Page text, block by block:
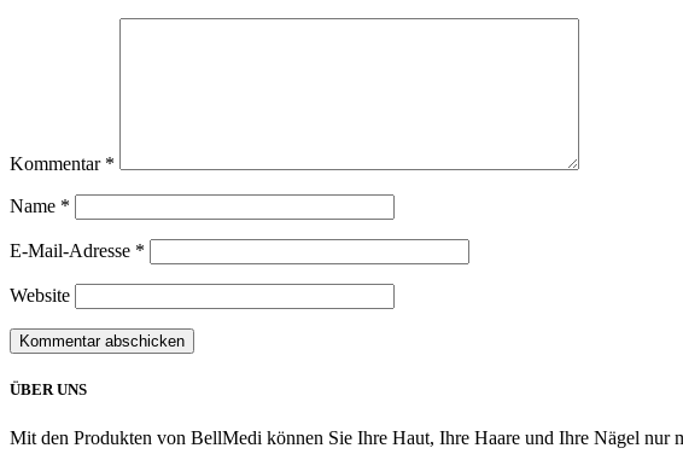
Kommentar *
Name *
E-Mail-Adresse *
Website
ÜBER UNS
Mit den Produkten von BellMedi können Sie Ihre Haut, Ihre Haare und Ihre Nägel nur